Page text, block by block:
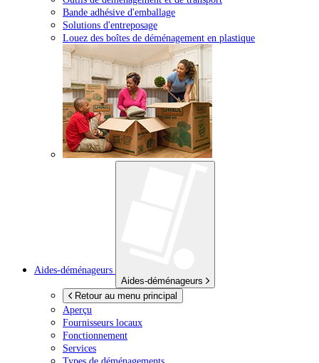
Bande adhésive d'emballage
Solutions d'entreposage
Louez des boîtes de déménagement en plastique
Aides-déménageurs
Aides-déménageurs
Retour au menu principal
Aperçu
Fournisseurs locaux
Fonctionnement
Services
Types de déménagements